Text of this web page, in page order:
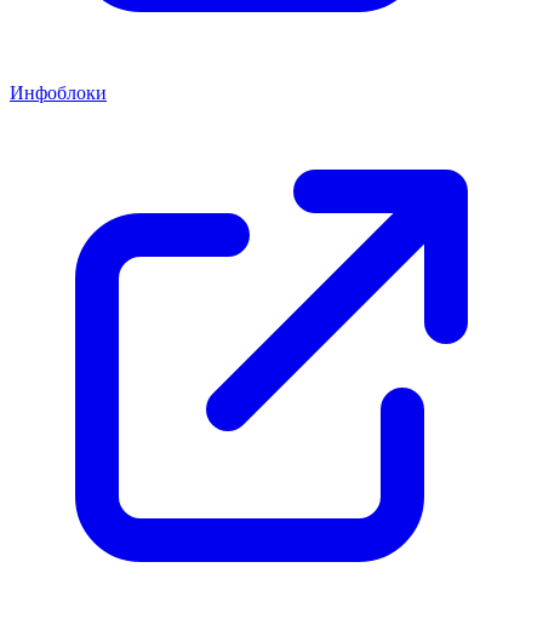
Инфоблоки